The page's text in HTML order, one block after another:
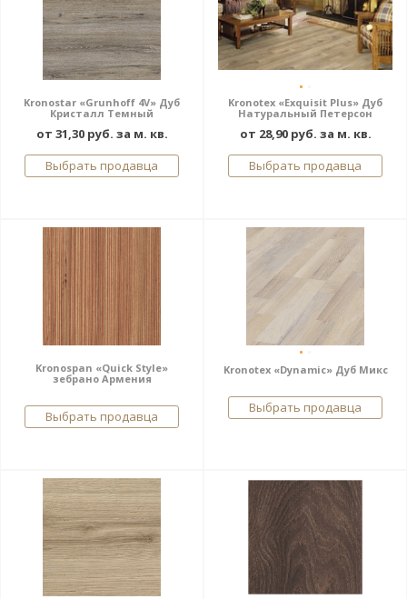
Kronostar «Grunhoff 4V» Дуб
Кристалл Темный
от 31,30 руб. за м. кв.
Выбрать продавца
Kronotex «Exquisit Plus» Дуб
Натуральный Петерсон
от 28,90 руб. за м. кв.
Выбрать продавца
Kronospan «Quick Style»
зебрано Армения
Выбрать продавца
Kronotex «Dynamic» Дуб Микс
Выбрать продавца